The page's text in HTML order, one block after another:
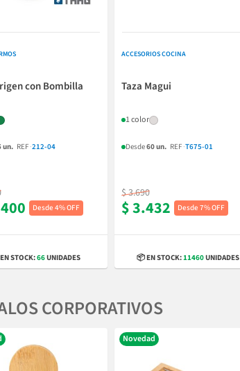
con Bombilla
un. REF ·212-04
4% OFF
STOCK:66UNIDADES
ACCESORIOS COCINA
Taza Magui
1 color
Desde60 un. REF ·T675-01
$ 3.690
$ 3.432 7% OFF
📦 EN STOCK:11460UNIDADES
CORPORATIVOS
Novedad